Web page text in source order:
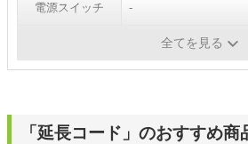
電源スイッチ -
全てを見る
「延長コード」のおすすめ